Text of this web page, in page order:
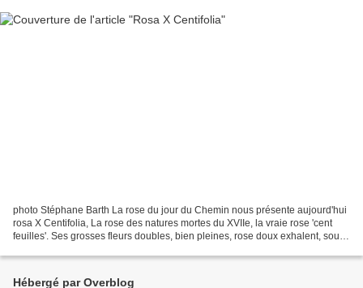
photo Stéphane Barth La rose du jour du Chemin nous présente aujourd'hui
rosa X Centifolia, La rose des natures mortes du XVIIe, la vraie rose 'cent
feuilles'. Ses grosses fleurs doubles, bien pleines, rose doux exhalent, sous
Hébergé par Overblog